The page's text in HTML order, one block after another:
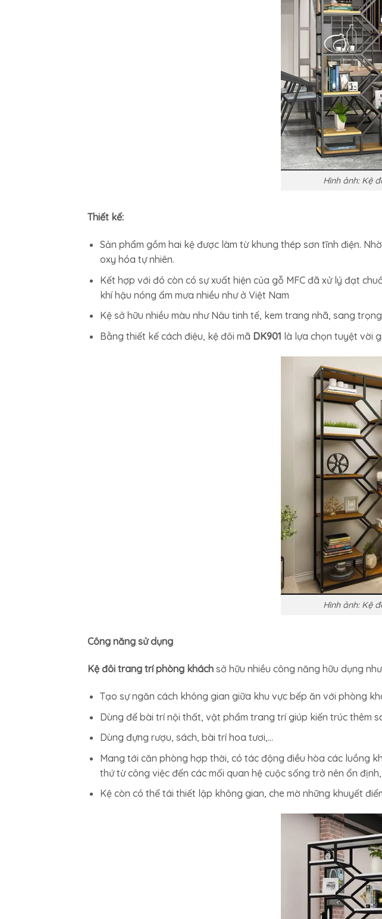
Hình ảnh: Kệ
Thiết kế:
Sản phẩm gồm hai kệ được làm từ khung thép sơn tĩnh điện.
oxy hóa tự nhiên.
Kết hợp với đó còn có sự xuất hiện của gỗ MFC đã xử lý đạt
khí hậu nóng ẩm mưa nhiều như ở Việt Nam
Kệ sở hữu nhiều màu như Nâu tinh tế, kem trang nhã, sang
Bằng thiết kế cách điệu, kệ đôi mã DK901 là lựa chọn tuyệt vời
Hình ảnh: Kệ
Công năng sử dụng
Kệ đôi trang trí phòng khách sở hữu nhiều công năng hữu dụng
Tạo sự ngăn cách không gian giữa khu vực bếp ăn với phòng
Dùng để bài trí nội thất, vật phẩm trang trí giúp kiến trúc thêm
Dùng đựng rượu, sách, bài trí hoa tươi,…
Mang tới căn phòng hợp thời, có tác động điều hòa các luồng
thứ từ công việc đến các mối quan hệ cuộc sống trở nên ổn
Kệ còn có thể tái thiết lập không gian, che mờ những khuyết